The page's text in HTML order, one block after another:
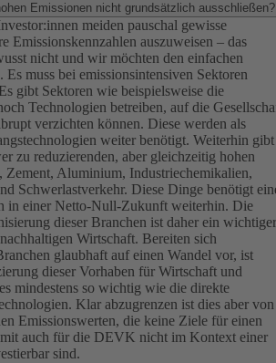
Emissionen nicht grundsätzlich ausschließen?
meiden pauschal gewisse
Emissionskennzahlen auszuweisen – das
nicht und wir möchten den einfachen
muss bei emissionsintensiven Sektoren
gibt Sektoren wie beispielsweise die
Technologien betreiben, auf die
verzichten können. Diese werden als
weiter benötigt. Weiterhin gibt
zu reduzierenden, aber gleichzeitig hohen
Zement, Aluminium, Industriechemikalien,
Schwerlastverkehr. Diese Dinge benötigt
in einer Netto-Null-Zukunft weiterhin. Die
dieser Branchen ist daher ein wichtiger
Wirtschaft. Bereiten sich
glaubhaft auf einen Wandel vor, ist
dieser Vorhaben für Wirtschaft und
mindestens so wichtig wie die direkte
Klar abzugrenzen ist dies aber von
Emissionswerten, die keine Ziele für einen
auch für die DEVK nicht im Kontext einer
sind.